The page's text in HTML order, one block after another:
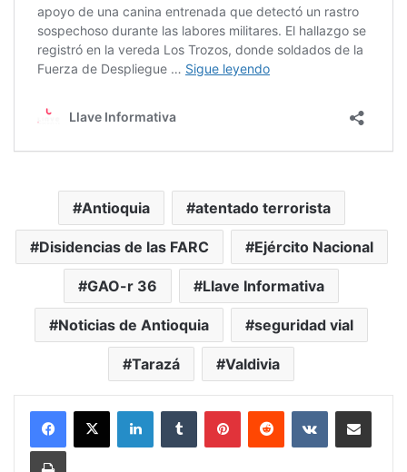
Antioquia atentado terrorista
Disidencias de las FARC Ejército Nacional
GAO-r 36 Llave Informativa
Noticias de Antioquia seguridad vial
Tarazá Valdivia
LinkedInTumblr PinterestReddit VKontakteCompartir vía Mail
Print